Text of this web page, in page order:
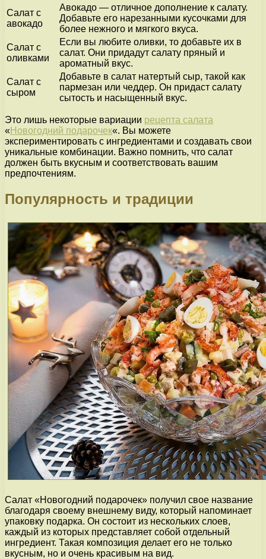
Салат с
авокадо
Авокадо — отличное дополнение к салату.
Добавьте его нарезанными кусочками для
более нежного и мягкого вкуса.
Салат с
оливками
Если вы любите оливки, то добавьте их в
салат. Они придадут салату пряный и
ароматный вкус.
Салат с
сыром
Добавьте в салат натертый сыр, такой как
пармезан или чеддер. Он придаст салату
сытость и насыщенный вкус.
Это лишь некоторые вариации рецепта салата
« Новогодний подарочек«. Вы можете
экспериментировать с ингредиентами и создавать свои
уникальные комбинации. Важно помнить, что салат
должен быть вкусным и соответствовать вашим
предпочтениям.
Популярность и традиции
Салат «Новогодний подарочек» получил свое название
благодаря своему внешнему виду, который напоминает
упаковку подарка. Он состоит из нескольких слоев,
каждый из которых представляет собой отдельный
ингредиент. Такая композиция делает его не только
вкусным, но и очень красивым на вид.